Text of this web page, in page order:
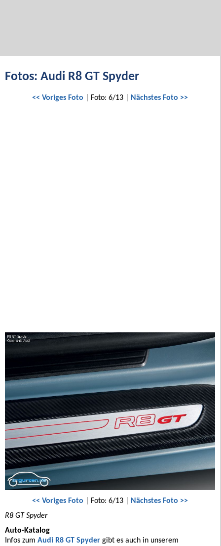
Fotos: Audi R8 GT Spyder
<< Voriges Foto | Foto: 6/13 | Nächstes Foto >>
<< Voriges Foto | Foto: 6/13 | Nächstes Foto >>
R8 GT Spyder
Auto-Katalog
Infos zum Audi R8 GT Spyder gibt es auch in unserem